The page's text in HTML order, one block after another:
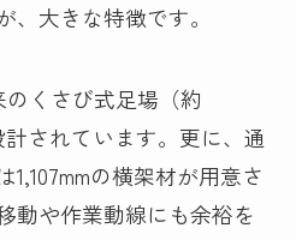
大きな特徴です。
のくさび式足場（約
計されています。更に、通
の横架材が用意さ
動や作業動線にも余裕を